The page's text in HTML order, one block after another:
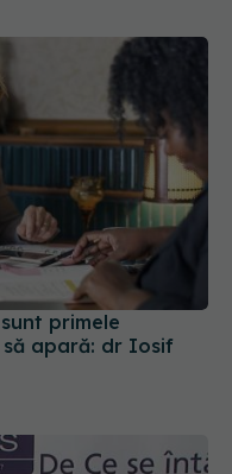
apară: dr Iosif